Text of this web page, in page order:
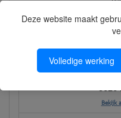
Deze website maakt
Volledige werking
8626
Bekijk